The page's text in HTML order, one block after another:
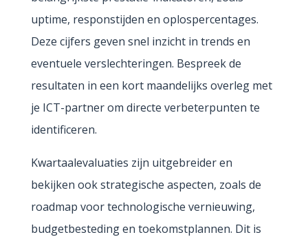
uptime, responstijden en oplospercentages.
Deze cijfers geven snel inzicht in trends en
eventuele verslechteringen. Bespreek de
resultaten in een kort maandelijks overleg met
je ICT-partner om directe verbeterpunten te
identificeren.
Kwartaalevaluaties zijn uitgebreider en
bekijken ook strategische aspecten, zoals de
roadmap voor technologische vernieuwing,
budgetbesteding en toekomstplannen. Dit is